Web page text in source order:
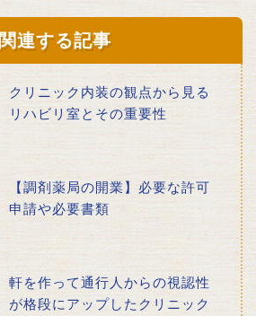
関連する記事
クリニック内装の観点から見る
リハビリ室とその重要性
【調剤薬局の開業】必要な許可
申請や必要書類
軒を作って通行人からの視認性
が格段にアップしたクリニック